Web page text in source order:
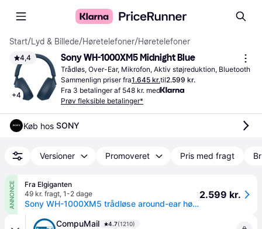
Start/Lyd & Billede/Høretelefoner/Høretelefoner
4,4
+4
Sony WH-1000XM5 Midnight Blue
Trådløs, Over-Ear, Mikrofon, Aktiv støjreduktion, Bluetooth
Sammenlign priser fra1.645 kr.til2.599 kr.
Fra 3 betalinger af 548 kr. med
Prøv fleksible betalinger*
Køb hos SONY
Versioner Promoveret Pris med fragt
ANNONCE
Fra Elgiganten
49 kr. fragt, 1-2 dage
Sony WH-1000XM5 trådløse around-ear høretelefoner (midnight blue/hardcase)
2.599 kr.
CompuMail 4.7(1210)